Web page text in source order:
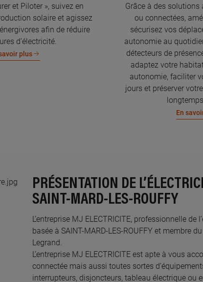
et Piloter », suivez en
solaire et agissez
afin de réduire
d’électricité.
plus
Grâce à des solutions
ou connectées,
sécurisez vos
autonomie au
détecteurs de
adaptez votre
autonomie, faciliter
jours et préserver
En
PRÉSENTATION DE
SAINT-MARD-LES-ROUFFY
L’entreprise MJ ELECTRICITE, professionnelle
basée à SAINT-MARD-LES-ROUFFY et membre
Legrand.​
L’entreprise MJ ELECTRICITE est apte à vous
connectée mais aussi toutes sortes
interrupteurs, disjoncteurs, tableau électrique ou